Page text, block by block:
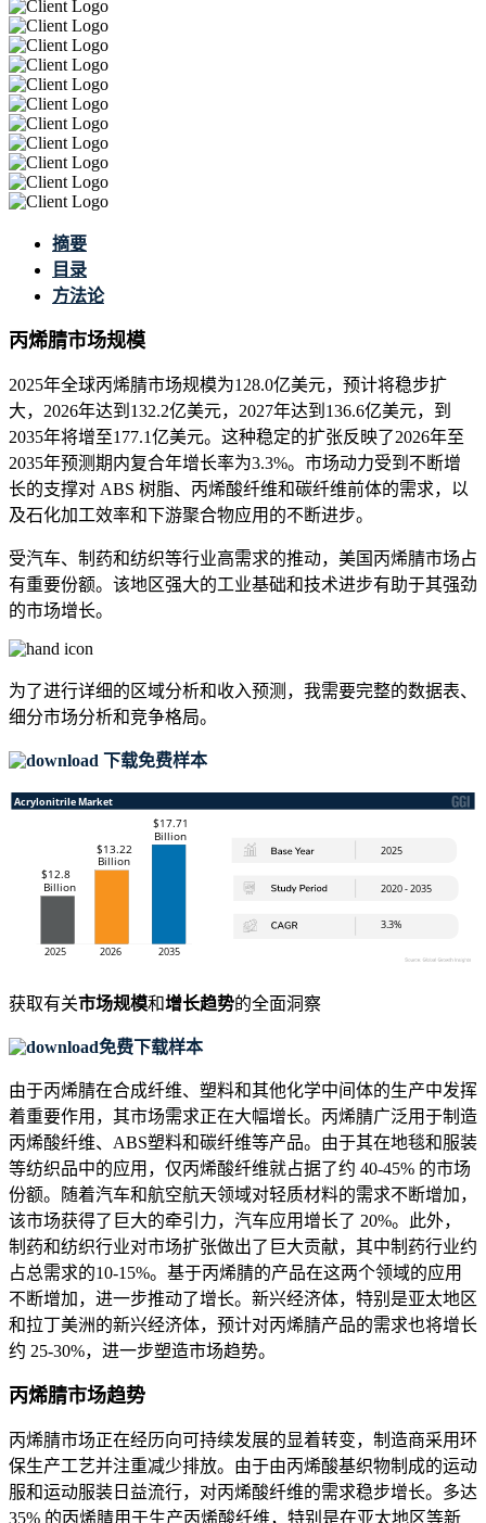
摘要
目录
方法论
丙烯腈市场规模
2025年全球丙烯腈市场规模为128.0亿美元，预计将稳步扩
大，2026年达到132.2亿美元，2027年达到136.6亿美元，到
2035年将增至177.1亿美元。这种稳定的扩张反映了2026年至
2035年预测期内复合年增长率为3.3%。市场动力受到不断增
长的支撑对 ABS 树脂、丙烯酸纤维和碳纤维前体的需求，以
及石化加工效率和下游聚合物应用的不断进步。
受汽车、制药和纺织等行业高需求的推动，美国丙烯腈市场占
有重要份额。该地区强大的工业基础和技术进步有助于其强劲
的市场增长。
为了进行详细的区域分析和收入预测，我需要完整的数据表、
细分市场分析和竞争格局。
下载免费样本
获取有关市场规模和增长趋势的全面洞察
免费下载样本
由于丙烯腈在合成纤维、塑料和其他化学中间体的生产中发挥
着重要作用，其市场需求正在大幅增长。丙烯腈广泛用于制造
丙烯酸纤维、ABS塑料和碳纤维等产品。由于其在地毯和服装
等纺织品中的应用，仅丙烯酸纤维就占据了约 40-45% 的市场
份额。随着汽车和航空航天领域对轻质材料的需求不断增加，
该市场获得了巨大的牵引力，汽车应用增长了 20%。此外，
制药和纺织行业对市场扩张做出了巨大贡献，其中制药行业约
占总需求的10-15%。基于丙烯腈的产品在这两个领域的应用
不断增加，进一步推动了增长。新兴经济体，特别是亚太地区
和拉丁美洲的新兴经济体，预计对丙烯腈产品的需求也将增长
约 25-30%，进一步塑造市场趋势。
丙烯腈市场趋势
丙烯腈市场正在经历向可持续发展的显着转变，制造商采用环
保生产工艺并注重减少排放。由于由丙烯酸基织物制成的运动
服和运动服装日益流行，对丙烯酸纤维的需求稳步增长。多达
35% 的丙烯腈用于生产丙烯酸纤维，特别是在亚太地区等新